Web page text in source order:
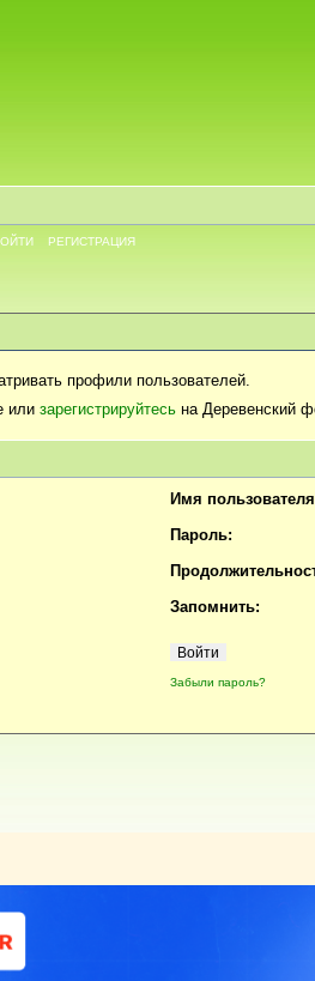
РЕГИСТРАЦИЯ
профили пользователей.
или зарегистрируйтесь на Деревенский
Имя
Пароль:
Запомнить:
Забыли пароль?